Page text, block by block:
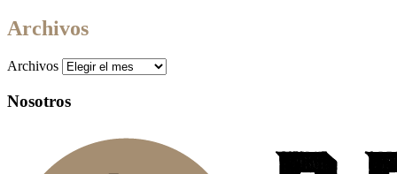
Archivos
Archivos
Nosotros